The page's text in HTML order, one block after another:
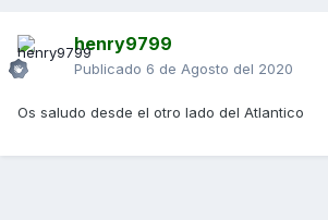
henry9799
Publicado 6 de Agosto del 2020
Os saludo desde el otro lado del Atlantico